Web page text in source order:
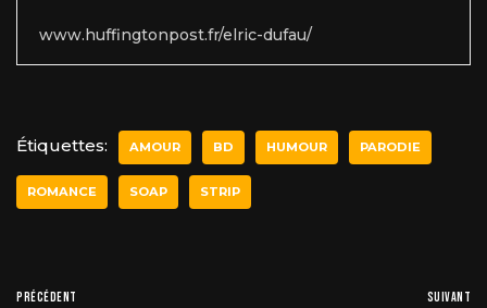
www.huffingtonpost.fr/elric-dufau/
Étiquettes: AMOUR BD HUMOUR PARODIE
ROMANCE SOAP STRIP
PRÉCÉDENT SUIVANT